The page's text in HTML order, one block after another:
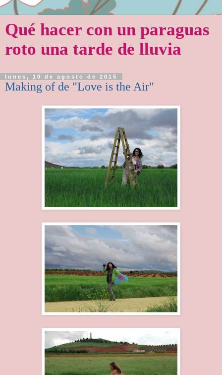
Qué hacer con un paraguas
roto una tarde de lluvia
lunes, 10 de agosto de 2015
Making of de "Love is the Air"